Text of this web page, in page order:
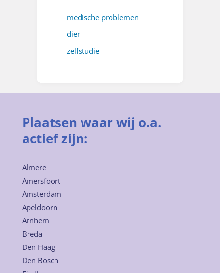
medische problemen
dier
zelfstudie
Plaatsen waar wij o.a.
actief zijn:
Almere
Amersfoort
Amsterdam
Apeldoorn
Arnhem
Breda
Den Haag
Den Bosch